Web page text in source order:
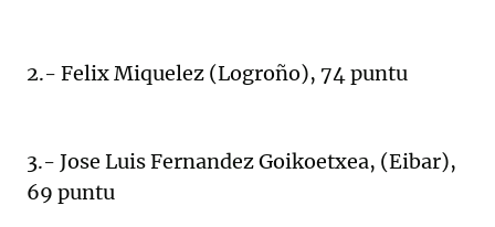
2.- Felix Miquelez (Logroño), 74 puntu
3.- Jose Luis Fernandez Goikoetxea, (Eibar),
69 puntu